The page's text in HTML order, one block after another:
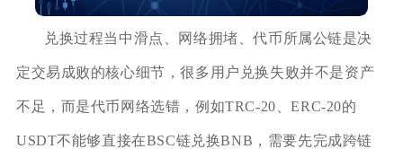
兑换过程当中滑点、网络拥堵、代币所属公链是决
定交易成败的核心细节，很多用户兑换失败并不是资产
不足，而是代币网络选错，例如TRC‑20、ERC‑20的
USDT不能够直接在BSC链兑换BNB，需要先完成跨链